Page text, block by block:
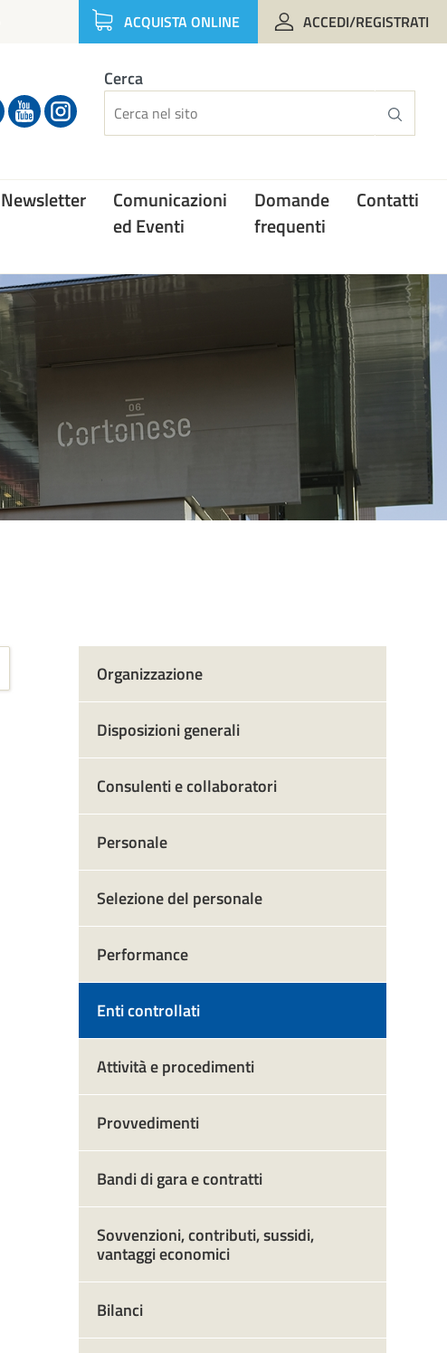
ACQUISTA ONLINE ACCEDI/REGISTRATI
Cerca
Newsletter
Comunicazioni
ed Eventi
Domande
frequenti
Contatti
Organizzazione
Disposizioni generali
Consulenti e collaboratori
Personale
Selezione del personale
Performance
Enti controllati
Attività e procedimenti
Provvedimenti
Bandi di gara e contratti
Sovvenzioni, contributi, sussidi,
vantaggi economici
Bilanci